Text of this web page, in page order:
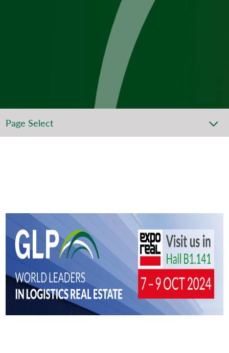
Page Select